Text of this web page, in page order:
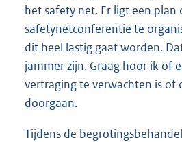
het safety net. Er ligt een plan
safetynetconferentie te
dit heel lastig gaat worden.
jammer zijn. Graag hoor ik of
vertraging te verwachten is of
doorgaan.
Tijdens de